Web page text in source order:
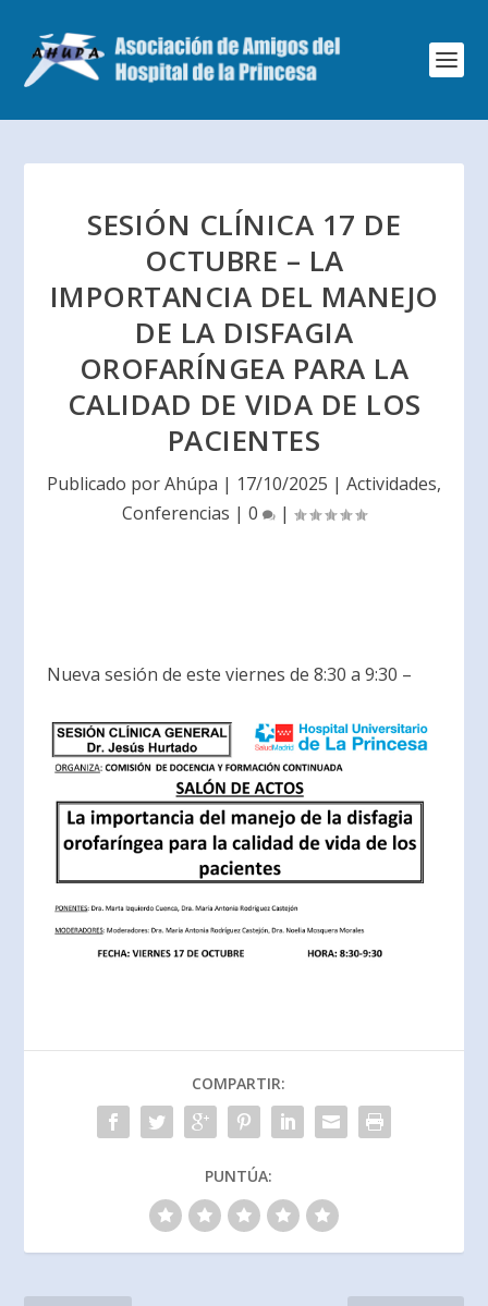
SESIÓN CLÍNICA 17 DE
OCTUBRE – LA
IMPORTANCIA DEL MANEJO
DE LA DISFAGIA
OROFARÍNGEA PARA LA
CALIDAD DE VIDA DE LOS
PACIENTES
Publicado porAhúpa | 17/10/2025 | Actividades,
Conferencias | 0 |
Nueva sesión de este viernes de 8:30 a 9:30 –
COMPARTIR:
PUNTÚA: